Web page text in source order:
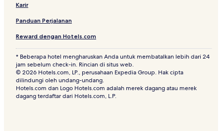
Hotel dekat Lhong Angen
Hotel dengan Sarapan Gratis di Banda Aceh
Hotel dekat Museum Aceh
Hotel dekat Rumoh Aceh
Hotel dekat Taman Sari
Hotel di Aceh
Hotel dekat Pasar Ikan
Karir
Panduan Perjalanan
Reward dengan Hotels.com
* Beberapa hotel mengharuskan Anda untuk membatalkan lebih dari 24
jam sebelum check-in. Rincian di situs web.
© 2026 Hotels.com, LP., perusahaan Expedia Group. Hak cipta
dilindungi oleh undang-undang.
Hotels.com dan Logo Hotels.com adalah merek dagang atau merek
dagang terdaftar dari Hotels.com, L.P.